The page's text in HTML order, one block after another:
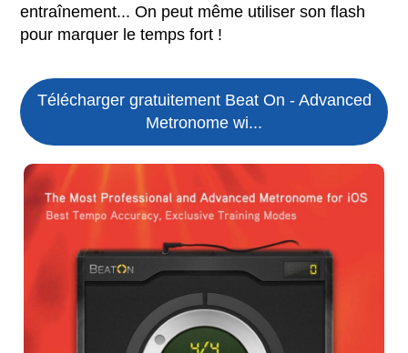
entraînement... On peut même utiliser son flash
pour marquer le temps fort !
Télécharger gratuitement Beat On - Advanced
Metronome wi...